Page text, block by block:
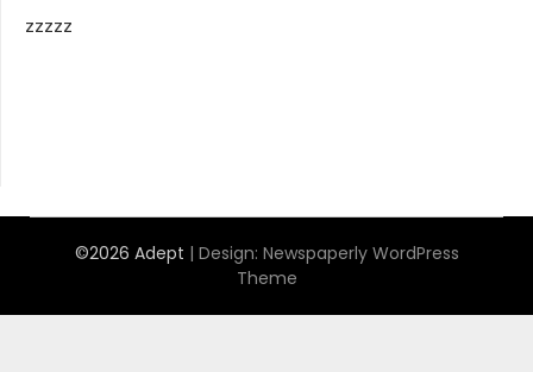
zzzzz
©2026 Adept | Design: Newspaperly WordPress
Theme